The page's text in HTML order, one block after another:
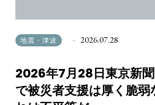
地震・津波 2026.07.28
2026年7月28日東京新
で被災者支援は厚く脆弱